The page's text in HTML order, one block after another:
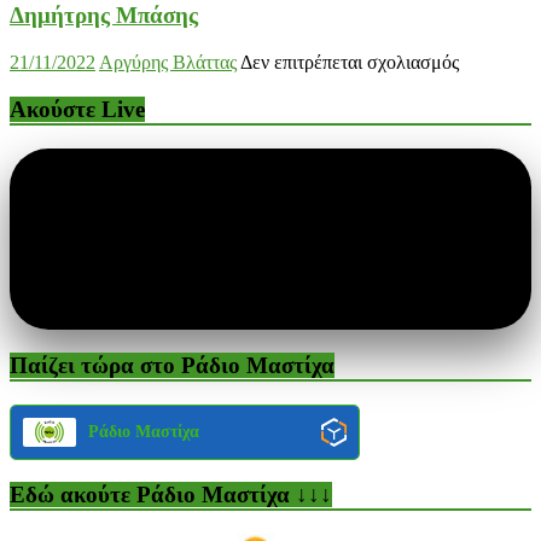
Δημήτρης Μπάσης
21/11/2022 Αργύρης Βλάττας Δεν επιτρέπεται σχολιασμόςστο
Ακούστε Live
Παίζει τώρα στο Ράδιο Μαστίχα
Ράδιο Μαστίχα
Εδώ ακούτε Ράδιο Μαστίχα ↓↓↓